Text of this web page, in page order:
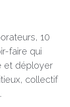
10
faire qui
et déployer
collectif